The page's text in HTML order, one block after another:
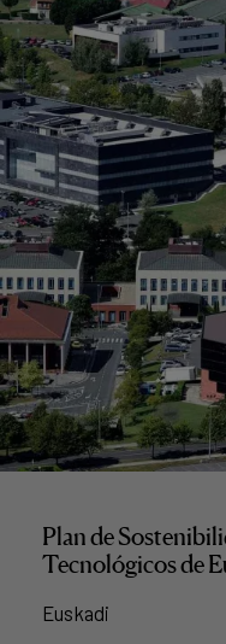
Plan de
Tecnológicos de
Euskadi